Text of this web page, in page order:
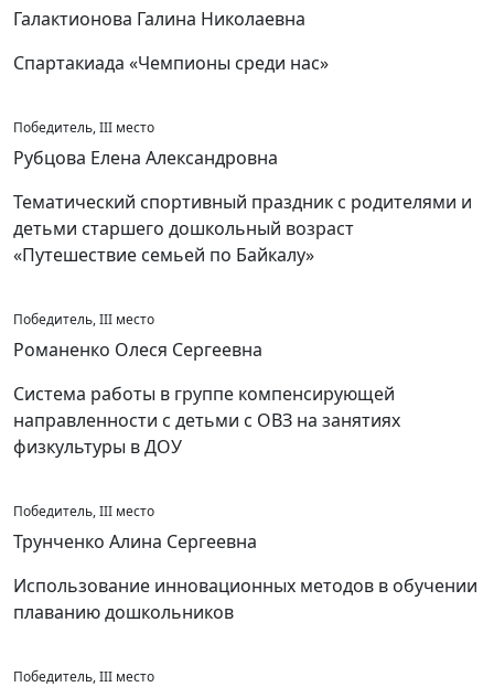
Галактионова Галина Николаевна
Спартакиада «Чемпионы среди нас»
Победитель, III место
Рубцова Елена Александровна
Тематический спортивный праздник с родителями и
детьми старшего дошкольный возраст
«Путешествие семьей по Байкалу»
Победитель, III место
Романенко Олеся Сергеевна
Система работы в группе компенсирующей
направленности с детьми с ОВЗ на занятиях
физкультуры в ДОУ
Победитель, III место
Трунченко Алина Сергеевна
Использование инновационных методов в обучении
плаванию дошкольников
Победитель, III место